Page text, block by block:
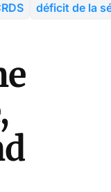
déficit de la